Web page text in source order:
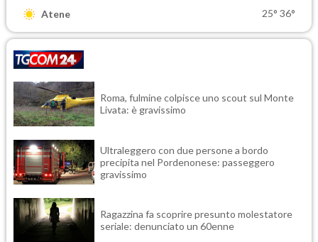
Atene 25° 36°
Roma, fulmine colpisce uno scout sul Monte
Livata: è gravissimo
Ultraleggero con due persone a bordo
precipita nel Pordenonese: passeggero
gravissimo
Ragazzina fa scoprire presunto molestatore
seriale: denunciato un 60enne